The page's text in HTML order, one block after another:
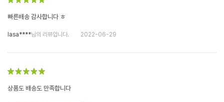
빠른배송 감사합니다 ㅎ
lasa****님의 리뷰입니다. 2022-06-29
상품도 배송도 만족합니다